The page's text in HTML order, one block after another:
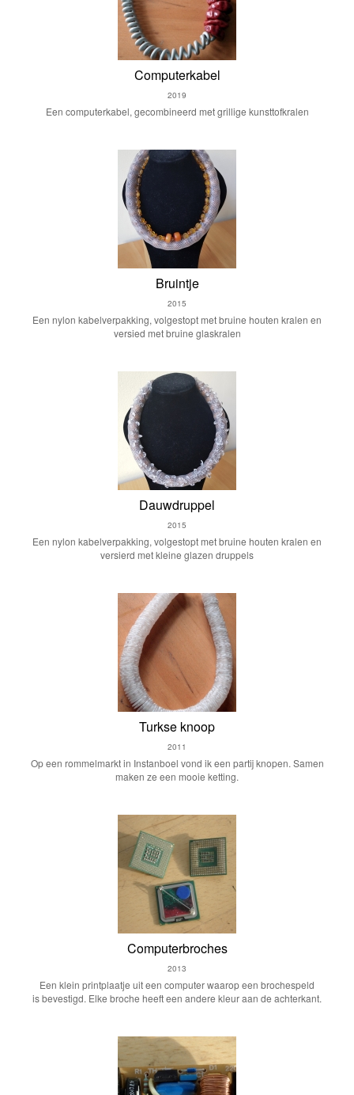
Computerkabel
2019
Een computerkabel, gecombineerd met grillige kunsttofkralen
Bruintje
2015
Een nylon kabelverpakking, volgestopt met bruine houten kralen en
versied met bruine glaskralen
Dauwdruppel
2015
Een nylon kabelverpakking, volgestopt met bruine houten kralen en
versierd met kleine glazen druppels
Turkse knoop
2011
Op een rommelmarkt in Instanboel vond ik een partij knopen. Samen
maken ze een mooie ketting.
Computerbroches
2013
Een klein printplaatje uit een computer waarop een brochespeld
is bevestigd. Elke broche heeft een andere kleur aan de achterkant.